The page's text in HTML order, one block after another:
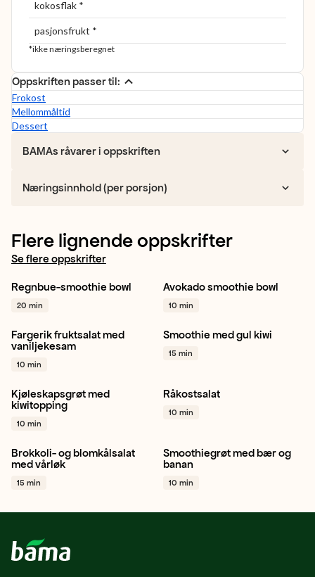
kokosflak *
pasjonsfrukt *
*ikke næringsberegnet
Oppskriften passer til:
Frokost
Mellommåltid
Dessert
BAMAs råvarer i oppskriften
Næringsinnhold (per porsjon)
Flere lignende oppskrifter
Se flere oppskrifter
Rødbete
Bringebær
Smoothie bowl
Regnbue-smoothie bowl
20 min
Avokado
Smoothie bowl
Frokost
Avokado smoothie bowl
10 min
Gul kiwi
Salat
Fargerik fruktsalat med
vaniljekesam
10 min
Gul kiwi Banan
Sunnhet
+ 1
Smoothie med gul kiwi
15 min
Gul kiwi
Frokost
Kjøleskapsgrøt med
kiwitopping
10 min
Gulrot Spisskål
+ 1
Råkostsalat
10 min
Blomkål Brokkoli
Vårløk
Brokkoli- og blomkålsalat
med vårløk
15 min
Bringebær
Blåbær
Smoothiegrøt med bær og
banan
10 min